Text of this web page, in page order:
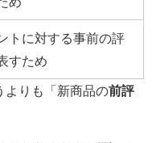
トに対する事前の評
すため
よりも「新商品の前評